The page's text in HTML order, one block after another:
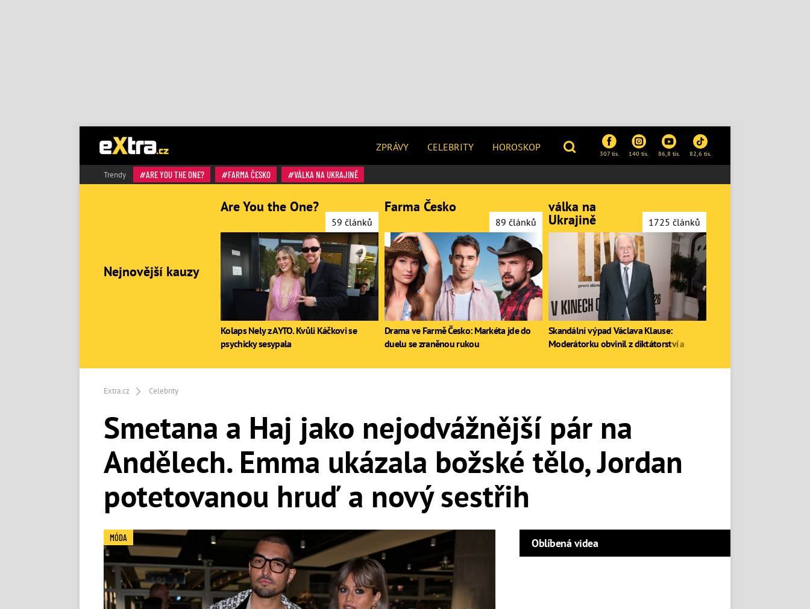
ZPRÁVY CELEBRITY HOROSKOP
307 tis. 140 tis. 86,8 tis. 82,6 tis.
Trendy ARE YOU THE ONE? FARMA ČESKO VÁLKA NA UKRAJINĚ
Extra.cz Celebrity
Smetana a Haj jako nejodvážnější pár na
Andělech. Emma ukázala božské tělo, Jordan
potetovanou hruď a nový sestřih
MÓDA Oblíbená videa
Nejnovější kauzy
Are You the One?
59 článků
Kolaps Nely z AYTO. Kvůli Káčkovi se
psychicky sesypala
Farma Česko
89 článků
Drama ve Farmě Česko: Markéta jde do
duelu se zraněnou rukou
válka na
Ukrajině 1725 článků
Skandální výpad Václava Klause:
Moderátorku obvinil z diktátorství a